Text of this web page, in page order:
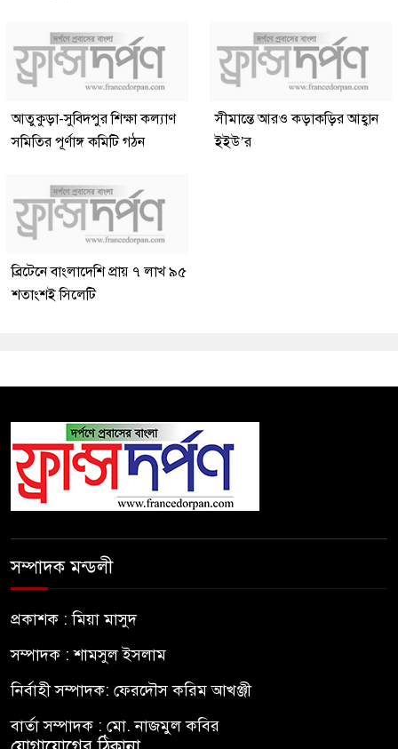
আতুকুড়া-সুবিদপুর শিক্ষা কল্যাণ
সমিতির পূর্ণাঙ্গ কমিটি গঠন
সীমান্তে আরও কড়াকড়ির আহ্বান
ইইউ’র
ব্রিটেনে বাংলাদেশি প্রায় ৭ লাখ ৯৫
শতাংশই সিলেটি
সম্পাদক মন্ডলী
প্রকাশক : মিয়া মাসুদ
সম্পাদক : শামসুল ইসলাম
নির্বাহী সম্পাদক: ফেরদৌস করিম আখঞ্জী
বার্তা সম্পাদক : মো. নাজমুল কবির